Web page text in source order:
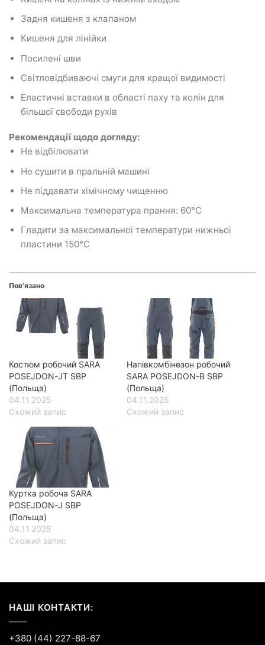
Задня кишеня з клапаном
Кишеня для лінійки
Посилені шви
Світловідбиваючі смуги для кращої видимості
Еластичні вставки в області паху та колін для
більшої свободи рухів
Рекомендації щодо догляду:
Не відбілювати
Не сушити в пральній машині
Не піддавати хімічному чищенню
Максимальна температура прання: 60°C
Гладити за максимальної температури нижньої
пластини 150°C
Пов’язано
Костюм робочий SARA
POSEJDON-JT SBP
(Польща)
04.11.2025
Схожий запис
Напівкомбінезон робочий
SARA POSEJDON-B SBP
(Польща)
04.11.2025
Схожий запис
Куртка робоча SARA
POSEJDON-J SBP
(Польща)
04.11.2025
Схожий запис
НАШІ КОНТАКТИ:
+380 (44) 227-88-67